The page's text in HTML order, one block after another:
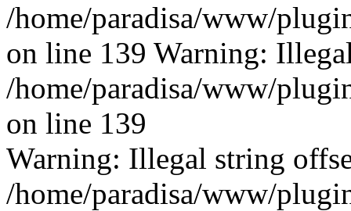
/home/paradisa/www/
on line 139 Warning:
/home/paradisa/www/
on line 139
Warning: Illegal string
/home/paradisa/www/